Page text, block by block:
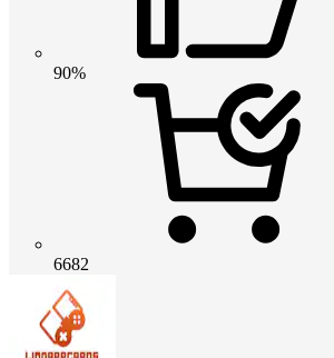
90%
6682